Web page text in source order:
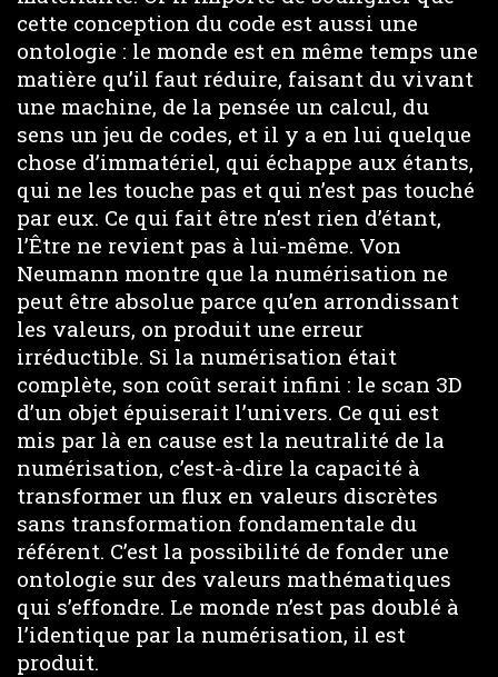
cette conception du code est aussi une
ontologie : le monde est en même temps une
matière qu’il faut réduire, faisant du vivant
une machine, de la pensée un calcul, du
sens un jeu de codes, et il y a en lui quelque
chose d’immatériel, qui échappe aux étants,
qui ne les touche pas et qui n’est pas touché
par eux. Ce qui fait être n’est rien d’étant,
l’Être ne revient pas à lui-même. Von
Neumann montre que la numérisation ne
peut être absolue parce qu’en arrondissant
les valeurs, on produit une erreur
irréductible. Si la numérisation était
complète, son coût serait infini : le scan 3D
d’un objet épuiserait l’univers. Ce qui est
mis par là en cause est la neutralité de la
numérisation, c’est-à-dire la capacité à
transformer un flux en valeurs discrètes
sans transformation fondamentale du
référent. C’est la possibilité de fonder une
ontologie sur des valeurs mathématiques
qui s’effondre. Le monde n’est pas doublé à
l’identique par la numérisation, il est
produit.